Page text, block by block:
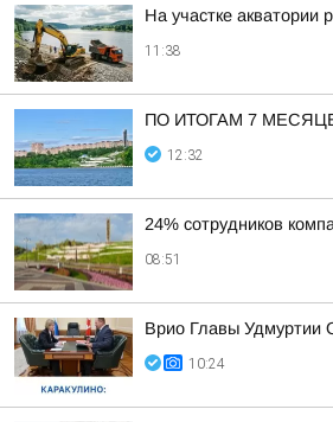
На участке
11:38
ПО ИТОГАМ 7
12:32
24% сотрудников
08:51
Врио Главы Удмуртии
10:24